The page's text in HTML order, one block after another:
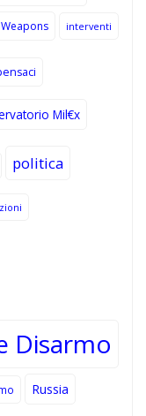
interventi
Mil€x
politica
Disarmo
Russia